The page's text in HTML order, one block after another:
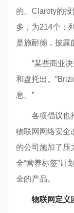
的。Claroty的
多，为214个；
是施耐德，披露
“某些商业
和盘托出。
息。”
各项倡议也
物联网网络安全
的公司施加了压
全“营养标签”计
全的产品。
物联网定义